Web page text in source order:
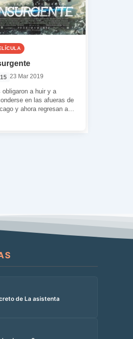
23 Mar 2019
obligaron a huir y a
en las afueras de
y ahora regresan a
de La asistenta